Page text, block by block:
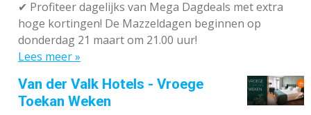
✔ Profiteer dagelijks van Mega Dagdeals met extra
hoge kortingen! De Mazzeldagen beginnen op
donderdag 21 maart om 21.00 uur!
Lees meer »
Van der Valk Hotels - Vroege
Toekan Weken